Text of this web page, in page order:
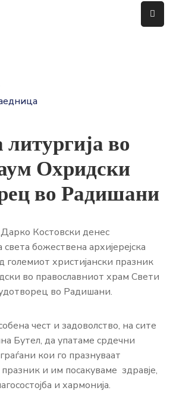
во
Охридски
во Радишани
Костовски денес
божествена архијерејска
големиот христијански празник
во православниот храм Свети
во Радишани.
чест и задоволство, на сите
Бутел, да упатаме срдечни
кои го празнуваат
и им посакуваме здравје,
и хармонија.